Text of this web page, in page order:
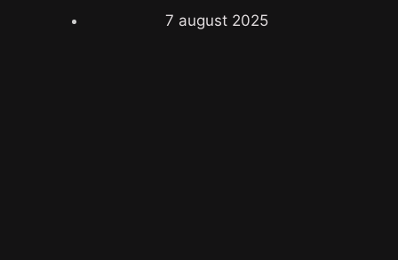
7 august 2025